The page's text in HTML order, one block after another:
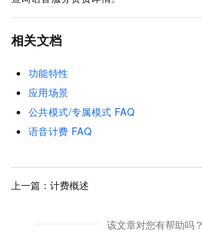
相关文档
功能特性
应用场景
公共模式/专属模式 FAQ
语音计费 FAQ
上一篇： 计费概述
该文章对您有帮助吗？